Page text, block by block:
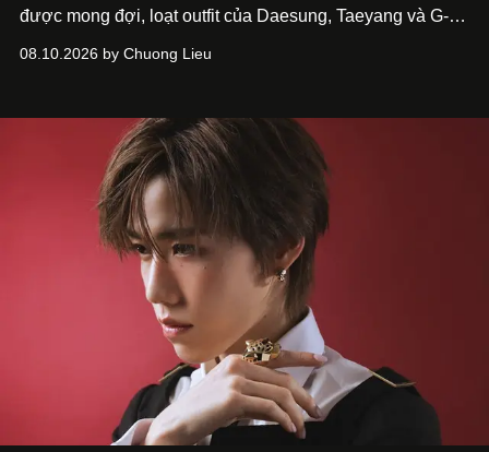
được mong đợi, loạt outfit của Daesung, Taeyang và G-
đáng chú ý với giới mộ điệu.
08.10.2026 by Chuong Lieu